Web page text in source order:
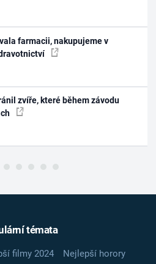
farmacii, nakupujeme v
zvíře, které během závodu
témata
filmy 2024
Nejlepší horory